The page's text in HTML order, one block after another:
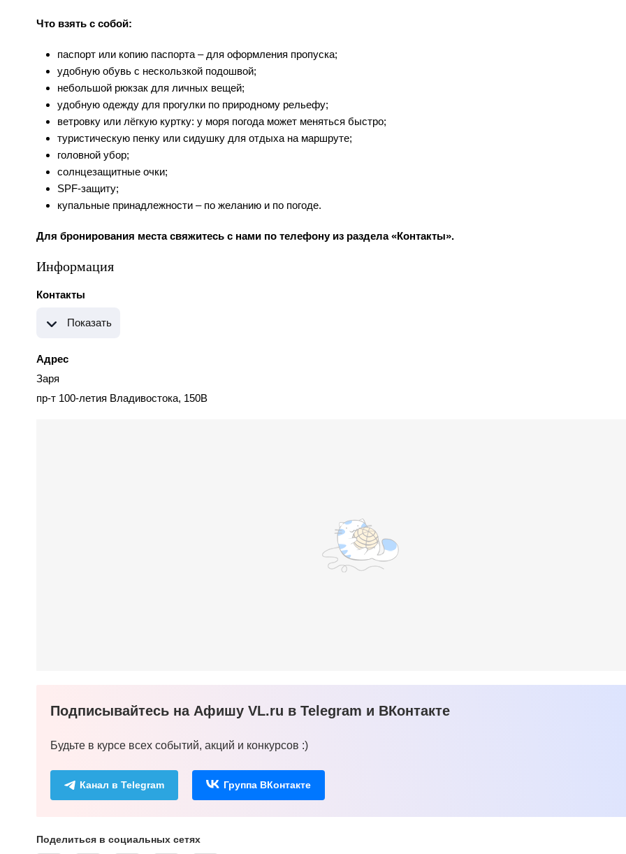
Что взять с собой:
паспорт или копию паспорта – для оформления пропуска;
удобную обувь с нескользкой подошвой;
небольшой рюкзак для личных вещей;
удобную одежду для прогулки по природному рельефу;
ветровку или лёгкую куртку: у моря погода может меняться быстро;
туристическую пенку или сидушку для отдыха на маршруте;
головной убор;
солнцезащитные очки;
SPF-защиту;
купальные принадлежности – по желанию и по погоде.
Для бронирования места свяжитесь с нами по телефону из раздела «Контакты».
Информация
Контакты
Показать
Адрес
Заря
пр-т 100-летия Владивостока, 150В
Подписывайтесь на Афишу VL.ru в Telegram и ВКонтакте
Будьте в курсе всех событий, акций и конкурсов :)
Канал в Telegram Группа ВКонтакте
Поделиться в социальных сетях